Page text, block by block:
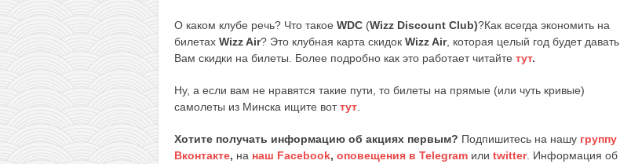
О каком клубе речь? Что такое WDC (Wizz Discount Club)?Как всегда экономить на
билетах Wizz Air? Это клубная карта скидок Wizz Air, которая целый год будет давать
Вам скидки на билеты. Более подробно как это работает читайте тут.
Ну, а если вам не нравятся такие пути, то билеты на прямые (или чуть кривые)
самолеты из Минска ищите воттут
Хотите получать информацию об акциях первым? Подпишитесь на нашу группу
Вконтакте, на наш Facebook, оповещения в Telegram или twitter. Информация об